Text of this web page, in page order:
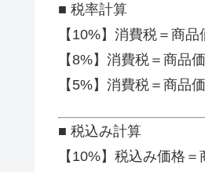
■ 税率計算
【10%】消費税＝商
【8%】消費税＝商品
【5%】消費税＝商品
■ 税込み計算
【10%】税込み価格